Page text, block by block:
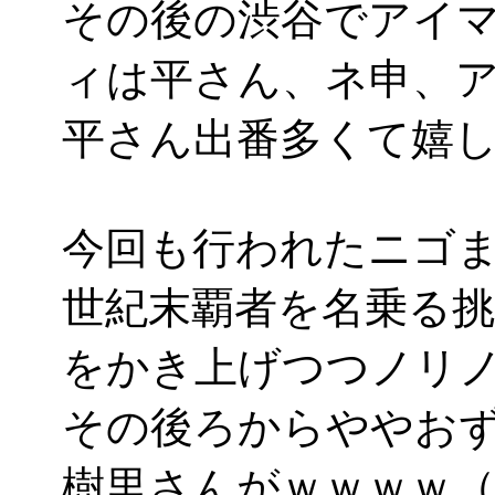
その後の渋谷でアイ
ィは平さん、ネ申、
平さん出番多くて嬉
今回も行われたニゴ
世紀末覇者を名乗る
をかき上げつつノリ
その後ろからややお